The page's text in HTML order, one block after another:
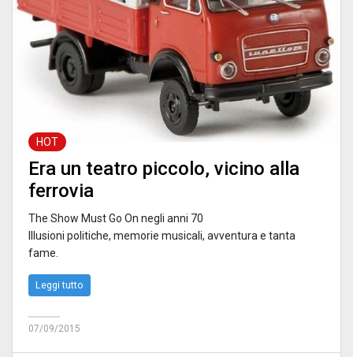
HOT
Era un teatro piccolo, vicino alla
ferrovia
The Show Must Go On negli anni 70
Illusioni politiche, memorie musicali, avventura e tanta
fame.
Leggi tutto
07/09/2015